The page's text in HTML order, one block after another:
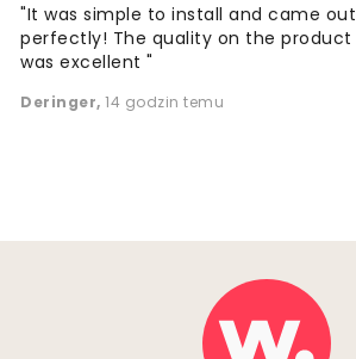
"It was simple to install and came out
perfectly! The quality on the product
was excellent "
Deringer, 14 godzin temu